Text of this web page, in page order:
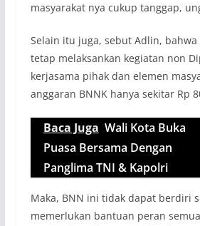
masyarakat nya cukup tanggap,
Selain itu juga, sebut Adlin, bahwa
tetap melaksankan kegiatan non
kerjasama pihak dan elemen
anggaran BNNK hanya sekitar Rp
Baca Juga Wali Kota Buka
Puasa Bersama Dengan
Panglima TNI & Kapolri
Maka, BNN ini tidak dapat berdiri
memerlukan bantuan peran